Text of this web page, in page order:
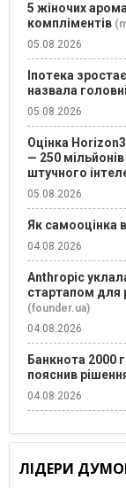
5 жіночих
компліментів
05.08.2026
Іпотека
назвала
05.08.2026
Оцінка
— 250
штучного
05.08.2026
Як самооцінка
04.08.2026
Anthropic
стартапом для
(founder.ua)
04.08.2026
Банкнота 2000
пояснив
04.08.2026
ЛІДЕРИ